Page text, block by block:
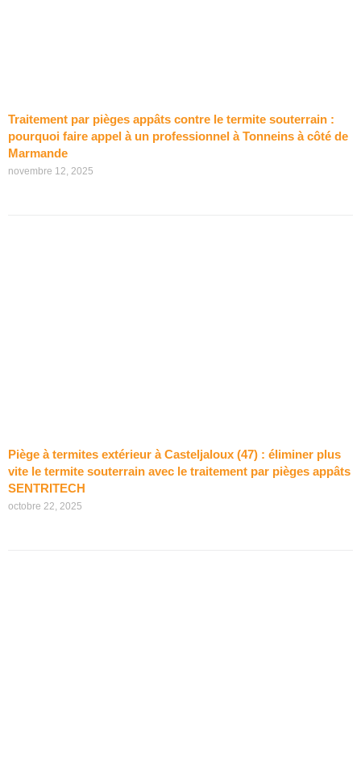
Traitement par pièges appâts contre le termite souterrain :
pourquoi faire appel à un professionnel à Tonneins à côté de
Marmande
novembre 12, 2025
Piège à termites extérieur à Casteljaloux (47) : éliminer plus
vite le termite souterrain avec le traitement par pièges appâts
SENTRITECH
octobre 22, 2025